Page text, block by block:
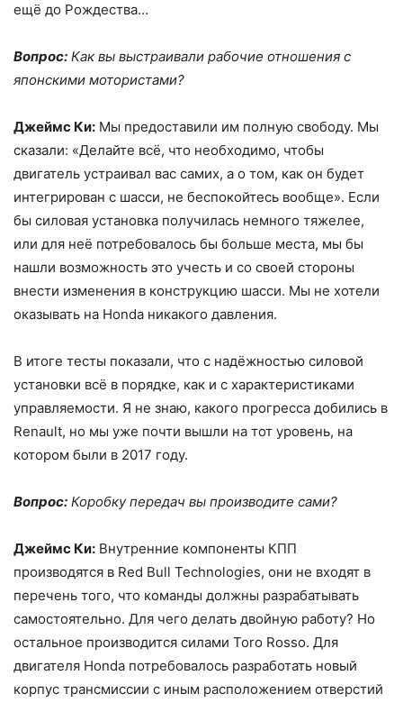
ещё до Рождества…
Вопрос: Как вы выстраивали рабочие отношения с
японскими мотористами?
Джеймс Ки: Мы предоставили им полную свободу. Мы
сказали: «Делайте всё, что необходимо, чтобы
двигатель устраивал вас самих, а о том, как он будет
интегрирован с шасси, не беспокойтесь вообще». Если
бы силовая установка получилась немного тяжелее,
или для неё потребовалось бы больше места, мы бы
нашли возможность это учесть и со своей стороны
внести изменения в конструкцию шасси. Мы не хотели
оказывать на Honda никакого давления.
В итоге тесты показали, что с надёжностью силовой
установки всё в порядке, как и с характеристиками
управляемости. Я не знаю, какого прогресса добились в
Renault, но мы уже почти вышли на тот уровень, на
котором были в 2017 году.
Вопрос: Коробку передач вы производите сами?
Джеймс Ки: Внутренние компоненты КПП
производятся в Red Bull Technologies, они не входят в
перечень того, что команды должны разрабатывать
самостоятельно. Для чего делать двойную работу? Но
остальное производится силами Toro Rosso. Для
двигателя Honda потребовалось разработать новый
корпус трансмиссии с иным расположением отверстий